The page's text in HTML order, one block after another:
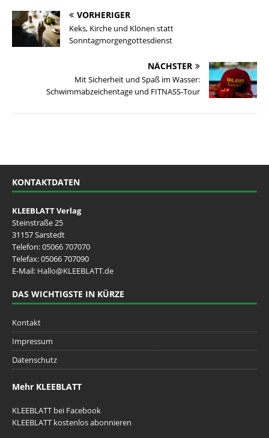
VORHERIGER
Keks, Kirche und Klönen statt
Sonntagmorgengottesdienst
NÄCHSTER
Mit Sicherheit und Spaß im Wasser:
Schwimmabzeichentage und FITNASS-Tour
KONTAKTDATEN
KLEEBLATT Verlag
Steinstraße 25
31157 Sarstedt
Telefon:05066 707070
Telefax: 05066 707090
E-Mail: Hallo@KLEEBLATT.de
DAS WICHTIGSTE IN KÜRZE
Kontakt
Impressum
Datenschutz
Mehr KLEEBLATT
KLEEBLATT bei Facebook
KLEEBLATT kostenlos abonnieren